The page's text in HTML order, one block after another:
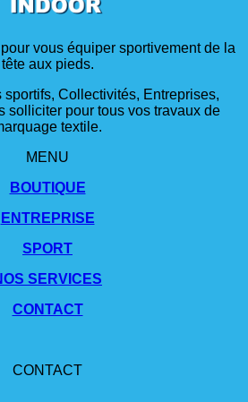
vous équiper sportivement de la
tête aux pieds.
Collectivités, Entreprises,
solliciter pour tous vos travaux de
textile.
MENU
BOUTIQUE
ENTREPRISE
SPORT
SERVICES
CONTACT
CONTACT